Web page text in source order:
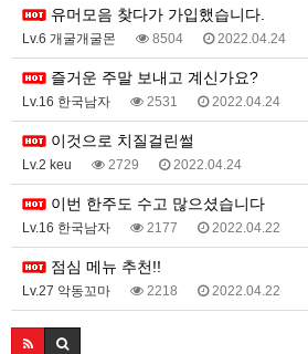
유머모음 찾다가 가입했습니다.
Lv.6 개굴개굴몬 8504 2022.04.24
즐거운 주말 보내고 계신가요?
Lv.16 한국남자 2531 2022.04.24
이것으로 치질걸린썰
Lv.2 keu 2729 2022.04.24
이번 한주도 수고 많으셨습니다
Lv.16 한국남자 2177 2022.04.22
점심 메뉴 추천!!
Lv.27 악동꼬마 2218 2022.04.22